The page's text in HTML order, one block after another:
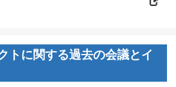
トに関する過去の会議とイ